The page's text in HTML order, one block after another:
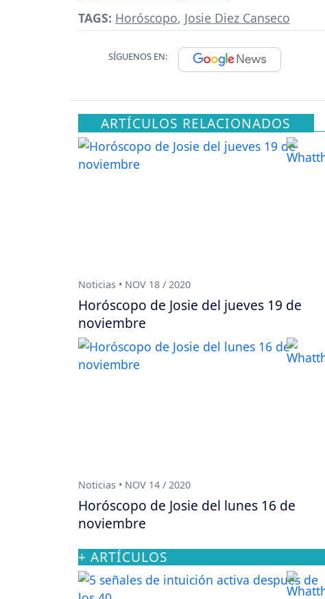
TAGS: Horóscopo, Josie Diez Canseco
SÍGUENOS EN:
ARTÍCULOS RELACIONADOS
Noticias • NOV 18 / 2020
Horóscopo de Josie del jueves 19 de
noviembre
Noticias • NOV 14 / 2020
Horóscopo de Josie del lunes 16 de
noviembre
+ ARTÍCULOS